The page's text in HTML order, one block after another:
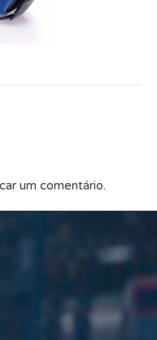
um comentário.